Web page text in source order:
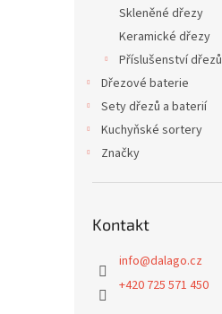
Skleněné dřezy
Keramické dřezy
Příslušenství dřezů
Dřezové baterie
Sety dřezů a baterií
Kuchyňské sortery
Značky
Kontakt
info@dalago.cz
+420 725 571 450